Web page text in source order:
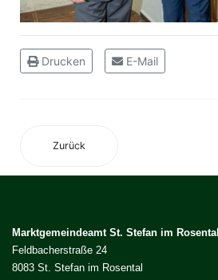
Drucken E-Mail
Zurück
Marktgemeindeamt St. Stefan im Rosental
Feldbacherstraße 24
8083 St. Stefan im Rosental